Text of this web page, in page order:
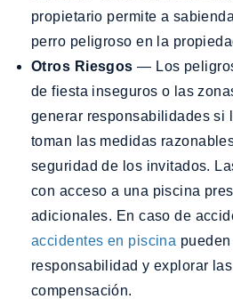
propietario permite a
perro peligroso en la
Otros Riesgos— Los
de fiesta inseguros o las
generar responsabilidades si
toman las medidas
seguridad de los invitados.
con acceso a una piscina
adicionales. En caso de
accidentes en piscina
responsabilidad y explorar
compensación.